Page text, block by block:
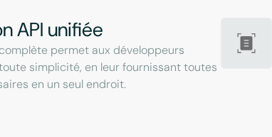
API unifiée
permet aux développeurs
simplicité, en leur fournissant toutes
en un seul endroit.